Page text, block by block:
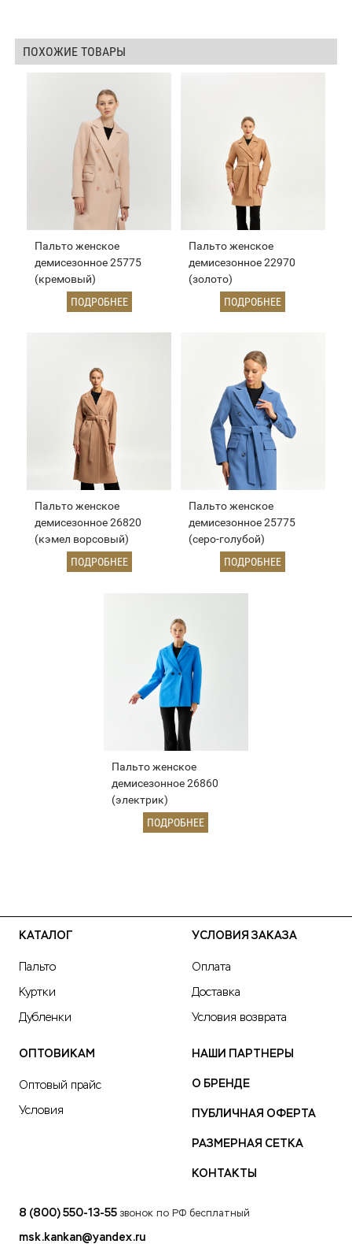
ПОХОЖИЕ ТОВАРЫ
Пальто женское
демисезонное 25775
(кремовый)
ПОДРОБНЕЕ
Пальто женское
демисезонное 22970
(золото)
ПОДРОБНЕЕ
Пальто женское
демисезонное 26820
(кэмел ворсовый)
ПОДРОБНЕЕ
Пальто женское
демисезонное 25775
(серо-голубой)
ПОДРОБНЕЕ
Пальто женское
демисезонное 26860
(электрик)
ПОДРОБНЕЕ
КАТАЛОГ
Пальто
Куртки
Дубленки
УСЛОВИЯ ЗАКАЗА
Оплата
Доставка
Условия возврата
ОПТОВИКАМ
Оптовый прайс
Условия
НАШИ ПАРТНЕРЫ
О БРЕНДЕ
ПУБЛИЧНАЯ ОФЕРТА
РАЗМЕРНАЯ СЕТКА
КОНТАКТЫ
8 (800) 550-13-55 звонок по РФ бесплатный
msk.kankan@yandex.ru